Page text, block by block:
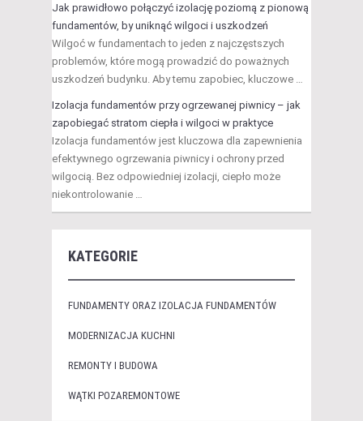
Jak prawidłowo połączyć izolację poziomą z pionową
fundamentów, by uniknąć wilgoci i uszkodzeń
Wilgoć w fundamentach to jeden z najczęstszych
problemów, które mogą prowadzić do poważnych
uszkodzeń budynku. Aby temu zapobiec, kluczowe …
Izolacja fundamentów przy ogrzewanej piwnicy – jak
zapobiegać stratom ciepła i wilgoci w praktyce
Izolacja fundamentów jest kluczowa dla zapewnienia
efektywnego ogrzewania piwnicy i ochrony przed
wilgocią. Bez odpowiedniej izolacji, ciepło może
niekontrolowanie …
KATEGORIE
FUNDAMENTY ORAZ IZOLACJA FUNDAMENTÓW
MODERNIZACJA KUCHNI
REMONTY I BUDOWA
WĄTKI POZAREMONTOWE